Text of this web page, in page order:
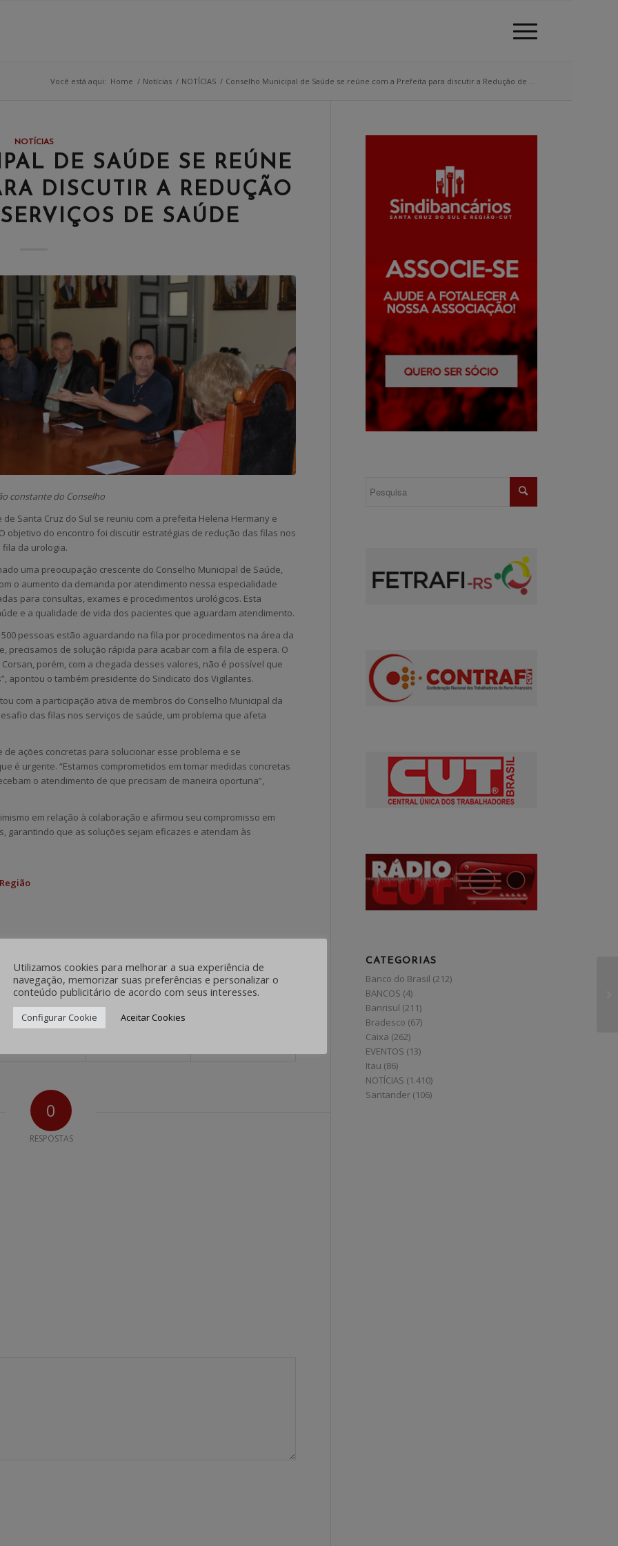
Você está aqui: Home / Notícias / NOTÍCIAS / Conselho Municipal de Saúde se reúne com a Prefeita para discutir a Redução de ...
NOTÍCIAS
DE SAÚDE SE REÚNE
DISCUTIR A REDUÇÃO
DE SAÚDE
constante do Conselho
Santa Cruz do Sul se reuniu com a prefeita Helena Hermany e
objetivo do encontro foi discutir estratégias de redução das filas nos
da urologia.
uma preocupação crescente do Conselho Municipal de Saúde,
o aumento da demanda por atendimento nessa especialidade
para consultas, exames e procedimentos urológicos. Esta
e a qualidade de vida dos pacientes que aguardam atendimento.
pessoas estão aguardando na fila por procedimentos na área da
precisamos de solução rápida para acabar com a fila de espera. O
porém, com a chegada desses valores, não é possível que
apontou o também presidente do Sindicato dos Vigilantes.
com a participação ativa de membros do Conselho Municipal da
das filas nos serviços de saúde, um problema que afeta
ações concretas para solucionar esse problema e se
é urgente. “Estamos comprometidos em tomar medidas concretas
o atendimento de que precisam de maneira oportuna”,
em relação à colaboração e afirmou seu compromisso em
garantindo que as soluções sejam eficazes e atendam às
Share this entry
0
RESPOSTAS
CATEGORIAS
Banco do Brasil (212)
BANCOS (4)
Banrisul (211)
Bradesco (67)
Caixa (262)
EVENTOS (13)
Itau (86)
NOTÍCIAS (1.410)
Santander (106)
Utilizamos cookies para melhorar a sua experiência de
navegação, memorizar suas preferências e personalizar o
conteúdo publicitário de acordo com seus interesses.
Configurar Cookie Aceitar Cookies